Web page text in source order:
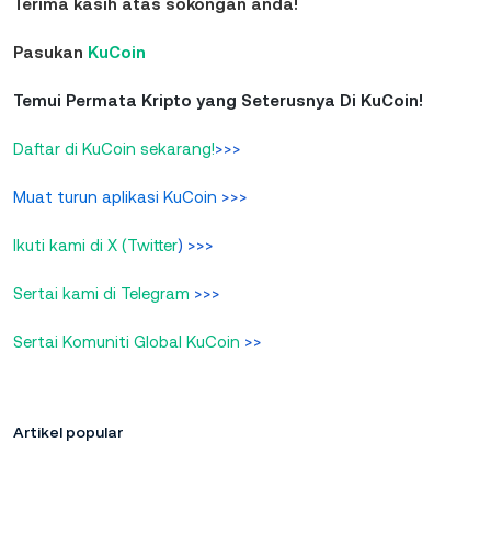
Pasukan KuCoin
Temui Permata Kripto yang Seterusnya Di KuCoin!
Daftar di KuCoin sekarang!>>>
Muat turun aplikasi KuCoin >>>
Ikuti kami di X (Twitter) >>>
Sertai kami di Telegram >>>
Sertai Komuniti Global KuCoin >>
Artikel popular